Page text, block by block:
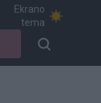
Ekrano
tema